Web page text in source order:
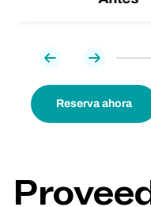
Previa Próxima
Reserva ahora